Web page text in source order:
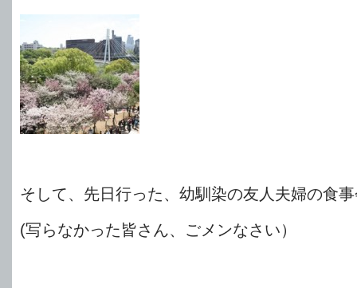
そして、先日行った、幼馴染の友人夫婦の食
(写らなかった皆さん、ごメンなさい）